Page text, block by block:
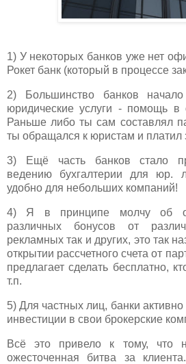
1) У некоторых банков уже нет
Рокет банк (который в процессе
2) Большинство банков начало
юридические услуги - помощь
Раньше либо ты сам составлял
ты обращался к юристам и платил
3) Ещё часть банков стало
ведению бухгалтерии для юр.
удобно для небольших компаний!
4) Я в принципе молчу об
различных бонусов от
рекламных так и других, это так
открытии рассчетного счета от
предлагает сделать бесплатно,
т.п.
5) Для частных лиц, банки
инвестиции в свои брокерские
Всё это привело к тому, что
ожесточенная битва за